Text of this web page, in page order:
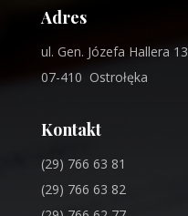
Adres
ul. Gen. Józefa Hallera 13
07-410 Ostrołęka
Kontakt
(29) 766 63 81
(29) 766 63 82